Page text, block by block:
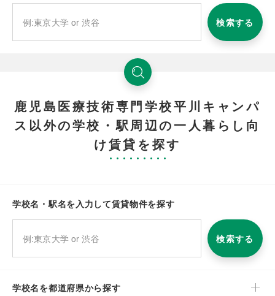
検索する
鹿児島医療技術専門学校平川キャンパ
ス以外の学校・駅周辺の一人暮らし向
け賃貸を探す
学校名・駅名を入力して賃貸物件を探す
検索する
学校名を都道府県から探す